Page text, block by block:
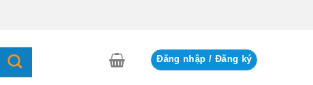
Đăng nhập / Đăng ký